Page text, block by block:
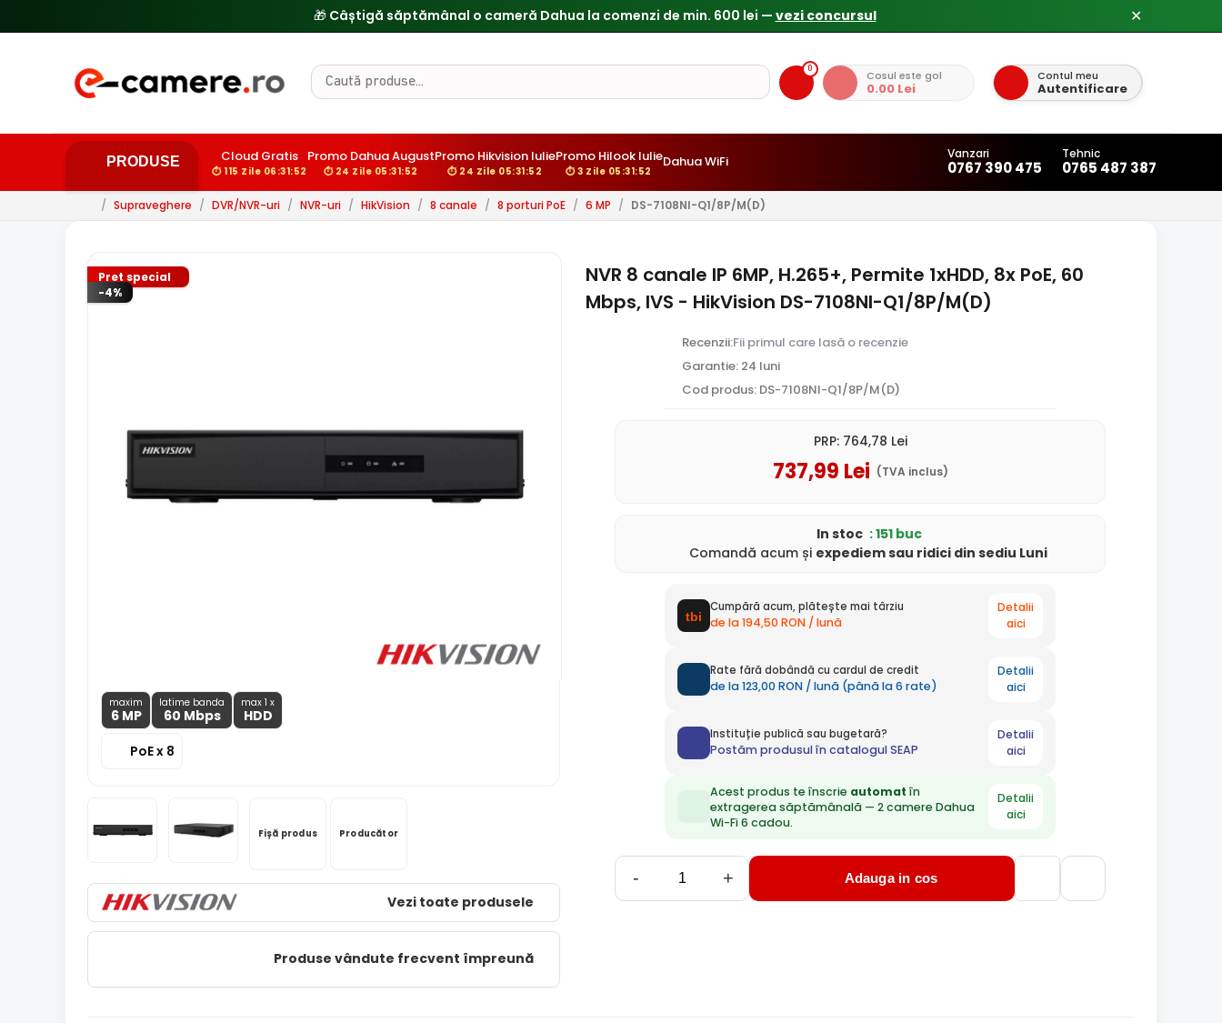
✕
0 Cosul este gol
0.00 Lei
Contul meu
Autentificare
PRODUSE Cloud Gratis
⏱ 115 Zile 06:31:51
Promo Dahua August
⏱ 24 Zile 05:31:51
Promo Hikvision Iulie
⏱ 24 Zile 05:31:51
Promo Hilook Iulie
⏱ 3 Zile 05:31:51
Dahua WiFi Vanzari
0767 390 475
Tehnic
0765 487 387
/ Supraveghere / DVR/NVR-uri / NVR-uri / HikVision / 8 canale / 8 porturi PoE / 6 MP / DS-7108NI-Q1/8P/M(D)
Pret special
-4%
maxim
6 MP
latime banda
60 Mbps
max 1 x
HDD
PoE x 8
Fișă produs Producător
Vezi toate produsele
Produse vândute frecvent împreună
NVR 8 canale IP 6MP, H.265+, Permite 1xHDD, 8x PoE, 60
Mbps, IVS - HikVision DS-7108NI-Q1/8P/M(D)
Recenzii:Fii primul care lasă o recenzie
Garantie: 24 luni
Cod produs: DS-7108NI-Q1/8P/M(D)
PRP: 764,78 Lei
737,99 Lei (TVA inclus)
In stoc : 151 buc
Comandă acum și expediemsau ridici din sediu Luni
Cumpără acum, plătește mai târziu
de la 194,50 RON / lună
Detalii
aici
Rate fără dobândă cu cardul de credit
de la 123,00 RON / lună (până la 6 rate)
Detalii
aici
Instituție publică sau bugetară?
Postăm produsul în catalogul SEAP
Detalii
aici
Acest produs te înscrie automat în
extragerea săptămânală — 2 camere Dahua
Wi-Fi 6 cadou.
Detalii
aici
- + Adauga in cos